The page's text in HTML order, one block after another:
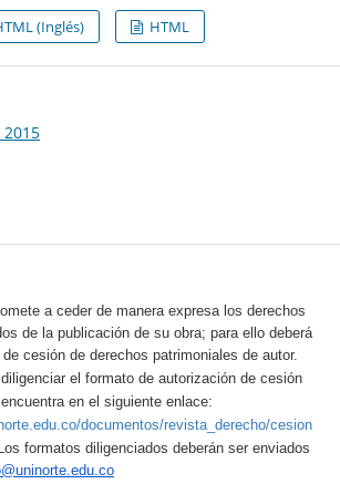
(Inglés) HTML
2015
a ceder de manera expresa los derechos
de la publicación de su obra; para ello deberá
cesión de derechos patrimoniales de autor.
el formato de autorización de cesión
en el siguiente enlace:
documentos/revista_derecho/cesion
Los formatos diligenciados deberán ser enviados